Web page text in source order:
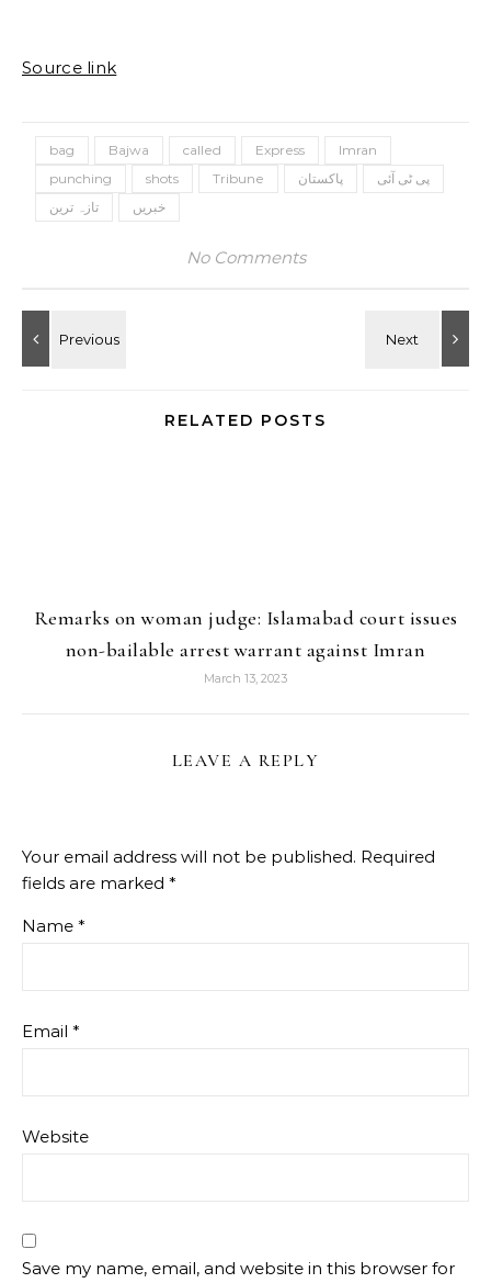
Source link
bag Bajwa called Express
Imran
punching
shots Tribune پاکستان
پی ٹی آئی
تازہ ترین
خبریں
No Comments
RELATED POSTS
Remarks on woman judge: Islamabad court issues
non-bailable arrest warrant against Imran
March 13, 2023
LEAVE A REPLY
Your email address will not be published. Required
fields are marked *
Name *
Email *
Website
Save my name, email, and website in this browser for